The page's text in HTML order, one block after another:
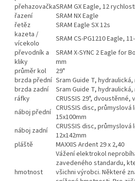
přehazovačkaSRAM GX Eagle, 12
řazení
SRAM NX Eagle
řetěz
SRAM Eagle SX 12s
kazeta /
vícekolo
SRAM CS-PG1210 Eagle,
převodník a
kliky
SRAM X-SYNC 2 Eagle for
mm
průměr kol
29"
brzda přední Sram Guide T,
brzda zadní
Sram Guide T,
ráfky
CRUSSIS 29", dvoustěnné,
náboj přední CRUSSIS disc,
15x100mm
náboj zadní
CRUSSIS disc,
12x142mm
pláště
MAXXIS Ardent 29 x 2,40
hmotnost
Vážení elektrokol
zavedeného standardu,
všichni výrobci. Některé